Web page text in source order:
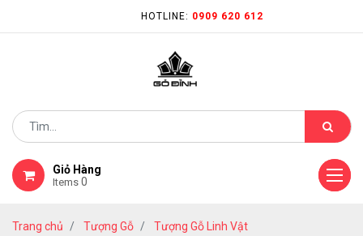
HOTLINE: 0909 620 612
Giỏ Hàng
Items 0
Trang chủ Tượng Gỗ
Tượng Gỗ Linh Vật